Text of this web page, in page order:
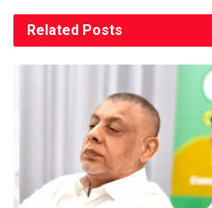
Related Posts